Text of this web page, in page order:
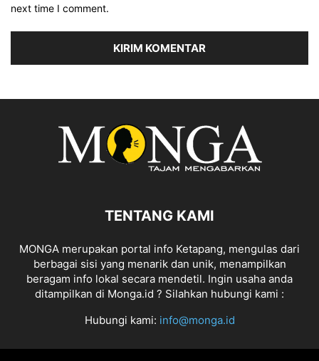
next time I comment.
TENTANG KAMI
MONGA merupakan portal info Ketapang, mengulas dari
berbagai sisi yang menarik dan unik, menampilkan
beragam info lokal secara mendetil. Ingin usaha anda
ditampilkan di Monga.id ? Silahkan hubungi kami :
Hubungi kami: info@monga.id